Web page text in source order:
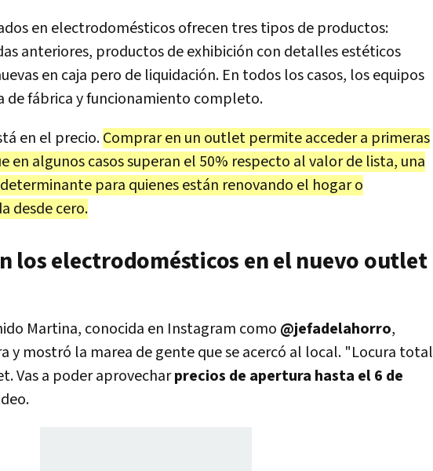
en electrodomésticos ofrecen tres tipos de productos:
anteriores, productos de exhibición con detalles estéticos
en caja pero de liquidación. En todos los casos, los equipos
de fábrica y funcionamiento completo.
en el precio.Comprar en un outlet permite acceder a primeras
en algunos casos superan el 50% respecto al valor de lista, una
para quienes están renovando el hogar o
desde cero.
los electrodomésticos en el nuevo outlet
Martina, conocida en Instagram como @jefadelahorro,
y mostró la marea de gente que se acercó al local. "Locura total
Vas a poder aprovecharprecios de apertura hasta el 6 de